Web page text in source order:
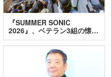
『SUMMER SONIC
2026』、ベテラン3組の懐…